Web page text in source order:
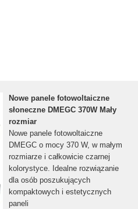
Nowe panele fotowoltaiczne
słoneczne DMEGC 370W Mały
rozmiar
Nowe panele fotowoltaiczne
DMEGC o mocy 370 W, w małym
rozmiarze i całkowicie czarnej
kolorystyce. Idealne rozwiązanie
dla osób poszukujących
kompaktowych i estetycznych
paneli